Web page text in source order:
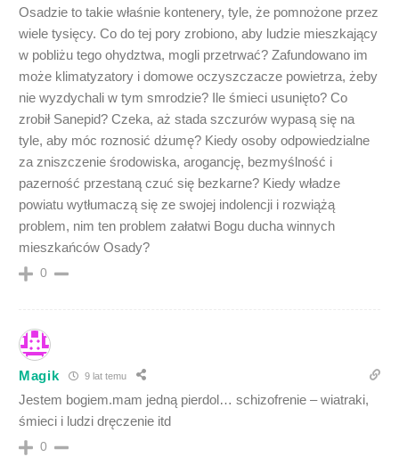
Osadzie to takie właśnie kontenery, tyle, że pomnożone przez
wiele tysięcy. Co do tej pory zrobiono, aby ludzie mieszkający
w pobliżu tego ohydztwa, mogli przetrwać? Zafundowano im
może klimatyzatory i domowe oczyszczacze powietrza, żeby
nie wyzdychali w tym smrodzie? Ile śmieci usunięto? Co
zrobił Sanepid? Czeka, aż stada szczurów wypasą się na
tyle, aby móc roznosić dżumę? Kiedy osoby odpowiedzialne
za zniszczenie środowiska, arogancję, bezmyślność i
pazerność przestaną czuć się bezkarne? Kiedy władze
powiatu wytłumaczą się ze swojej indolencji i rozwiążą
problem, nim ten problem załatwi Bogu ducha winnych
mieszkańców Osady?
0
Magik 9 lat temu
Jestem bogiem.mam jedną pierdol… schizofrenie – wiatraki,
śmieci i ludzi dręczenie itd
0